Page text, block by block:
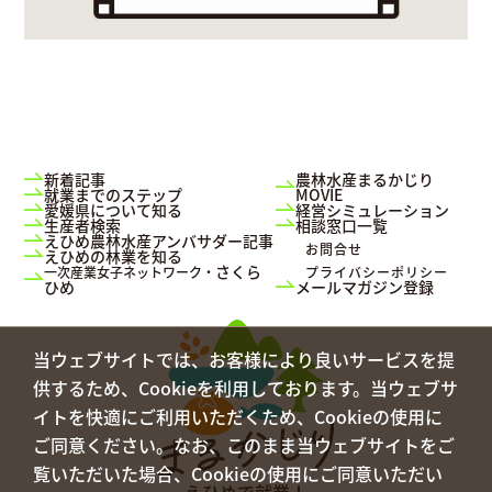
新着記事
就業までのステップ
愛媛県について知る
生産者検索
えひめ農林水産アンバサダー記事
えひめの林業を知る
一次産業女子ネットワーク・ さくら
ひめ
農林水産まるかじり
MOVIE
経営シミュレーション
相談窓口一覧
お問合せ
プライバシーポリシー
メールマガジン登録
当ウェブサイトでは、お客様により良いサービスを提
供するため、Cookieを利用しております。当ウェブサ
イトを快適にご利用いただくため、Cookieの使用に
ご同意ください。なお、このまま当ウェブサイトをご
覧いただいた場合、Cookieの使用にご同意いただい